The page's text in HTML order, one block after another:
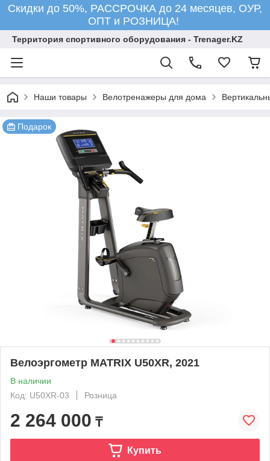
Скидки до 50%, РАССРОЧКА до 24 месяцев, ОУР,
ОПТ и РОЗНИЦА!
Территория спортивного оборудования - Trenager.KZ
Наши товары Велотренажеры для дома
Подарок
Велоэргометр MATRIX U50XR, 2021
В наличии
Код: U50XR-03
Розница
2 264 000 ₸
Купить